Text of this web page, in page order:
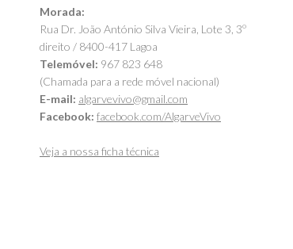
Morada:
Rua Dr. João António Silva Vieira, Lote 3, 3º
direito / 8400-417 Lagoa
Telemóvel: 967 823 648
(Chamada para a rede móvel nacional)
E-mail: algarvevivo@gmail.com
Facebook: facebook.com/AlgarveVivo
Veja a nossa ficha técnica